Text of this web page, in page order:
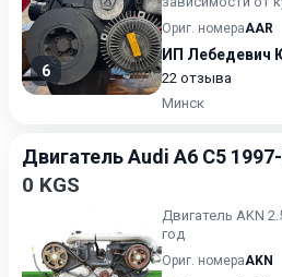
6
стоимость
Ориг. номераAAR
ИП Лебедевич
22 отзыва
Минск
Двигатель Audi A6 C5
0 KGS
Двигатель AKN
год
Ориг. номераAKN